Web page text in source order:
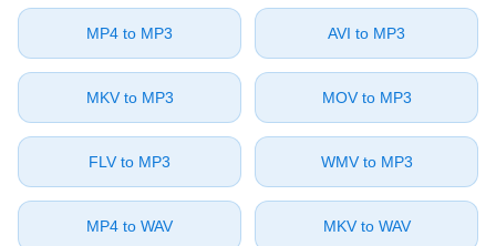
⁦MP4⁩ to ⁦MP3⁩ ⁦AVI⁩ to ⁦MP3⁩
⁦MKV⁩ to ⁦MP3⁩ ⁦MOV⁩ to ⁦MP3⁩
⁦FLV⁩ to ⁦MP3⁩ ⁦WMV⁩ to ⁦MP3⁩
⁦MP4⁩ to ⁦WAV⁩ ⁦MKV⁩ to ⁦WAV⁩